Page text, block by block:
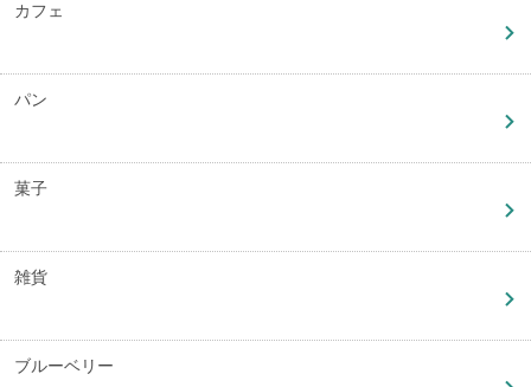
カフェ
パン
菓子
雑貨
ブルーベリー